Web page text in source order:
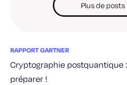
Plus de posts
RAPPORT GARTNER
Cryptographie postquantique
préparer !